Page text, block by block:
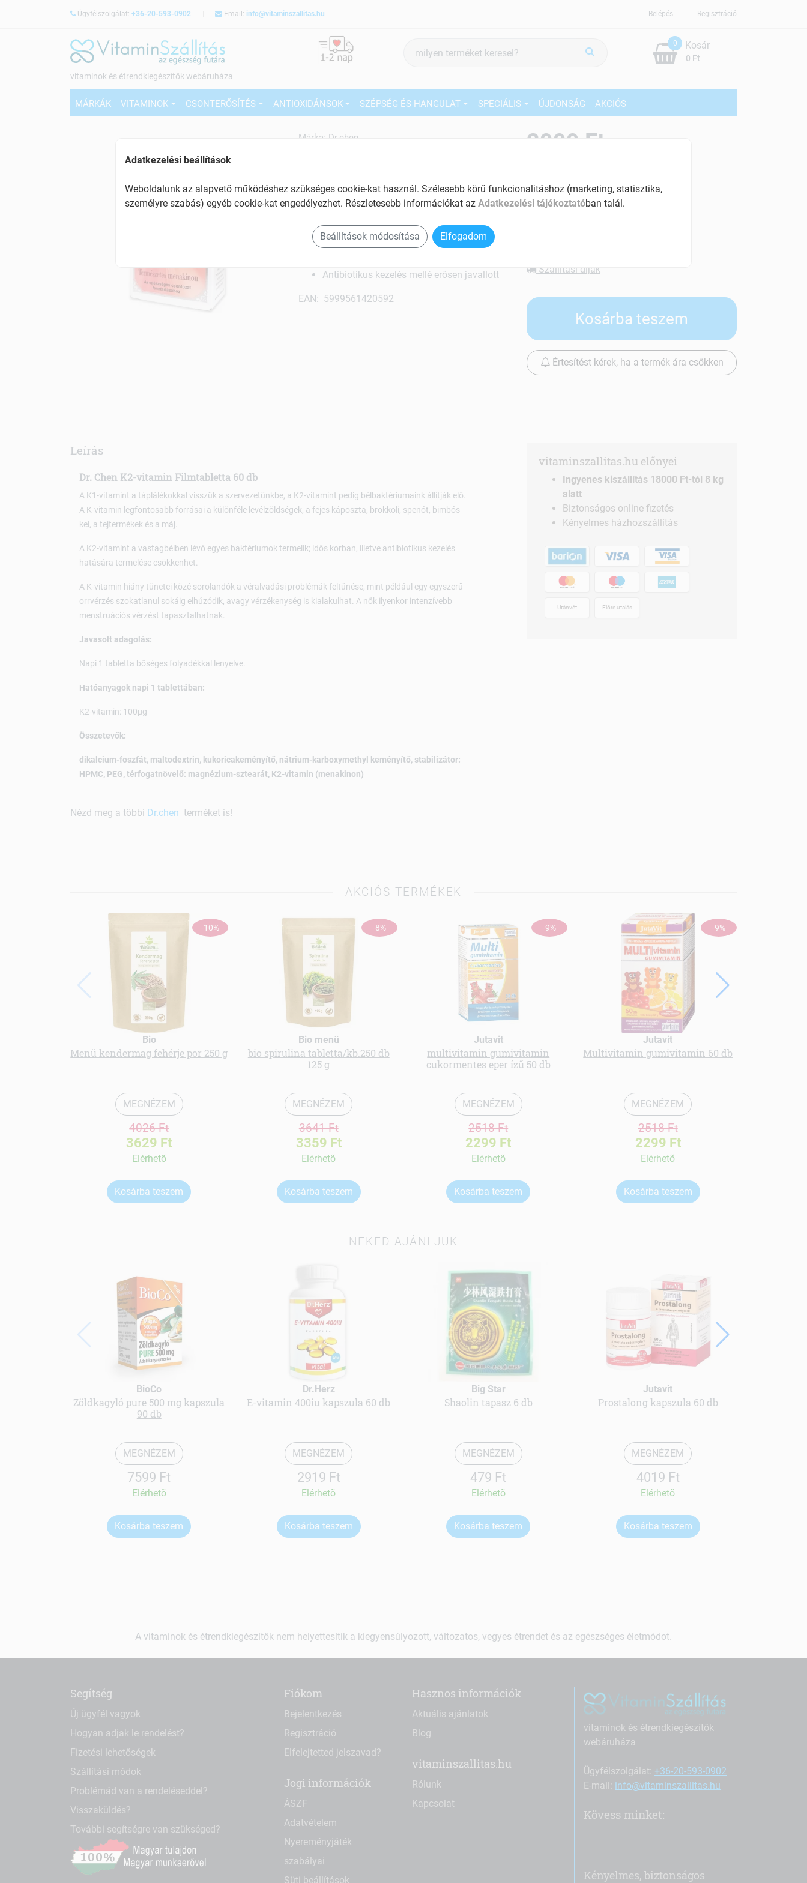
Ügyfélszolgálat: +36-20-593-0902 Email: info@vitaminszallitas.hu Regisztráció
Belépés
vitaminok és étrendkiegészítők webáruháza
keresés
0
0 Ft
Kosár
MÁRKÁK VITAMINOK CSONTERŐSÍTÉS ANTIOXIDÁNSOK SZÉPSÉG ÉS HANGULAT SPECIÁLIS ÚJDONSÁG AKCIÓS
Márka: Dr.chen
Emésztés segítő készítmény
Tartalom: 60 db
Termeli a vastagbélben lévő hasznos
baktériumokat
Antibiotikus kezelés mellé erősen javallott
EAN: 5999561420592
2999 Ft
Készletinformáció:
Szállítási díjak
Kosárba teszem
Értesítést kérek, ha a termék ára csökken
Leírás
Dr. Chen K2-vitamin Filmtabletta 60 db
A K1-vitamint a táplálékokkal visszük a szervezetünkbe, a K2-vitamint pedig bélbaktériumaink állítják elő.
A K-vitamin legfontosabb forrásai a különféle levélzöldségek, a fejes káposzta, brokkoli, spenót, bimbós
kel, a tejtermékek és a máj.
A K2-vitamint a vastagbélben lévő egyes baktériumok termelik; idős korban, illetve antibiotikus kezelés
hatására termelése csökkenhet.
A K-vitamin hiány tünetei közé sorolandók a véralvadási problémák feltűnése, mint például egy egyszerű
orrvérzés szokatlanul sokáig elhúzódik, avagy vérzékenység is kialakulhat. A nők ilyenkor intenzívebb
menstruációs vérzést tapasztalhatnak.
Javasolt adagolás:
Napi 1 tabletta bőséges folyadékkal lenyelve.
Hatóanyagok napi 1 tablettában:
K2-vitamin: 100µg
Összetevők:
dikalcium-foszfát, maltodextrin, kukoricakeményítő, nátrium-karboxymethyl keményítő, stabilizátor:
HPMC, PEG, térfogatnövelő: magnézium-sztearát, K2-vitamin (menakinon)
Nézd meg a többi Dr.chen terméket is!
vitaminszallitas.hu előnyei
Ingyenes kiszállítás 18000 Ft-tól 8 kg
alatt
Biztonságos online fizetés
Kényelmes házhozszállítás
Utánvét Előre utalás
AKCIÓS TERMÉKEK
-10%
Bio
Menü kendermag fehérje por 250 g
MEGNÉZEM
4026 Ft
3629 Ft
Elérhetõ
Kosárba teszem
-8%
Bio menü
bio spirulina tabletta/kb.250 db
125 g
MEGNÉZEM
3641 Ft
3359 Ft
Elérhetõ
Kosárba teszem
-9%
Jutavit
multivitamin gumivitamin
cukormentes eper ízű 50 db
MEGNÉZEM
2518 Ft
2299 Ft
Elérhetõ
Kosárba teszem
-9%
Jutavit
Multivitamin gumivitamin 60 db
MEGNÉZEM
2518 Ft
2299 Ft
Elérhetõ
Kosárba teszem
NEKED AJÁNLJUK
BioCo
Zöldkagyló pure 500 mg kapszula
90 db
MEGNÉZEM
7599 Ft
Elérhetõ
Kosárba teszem
Dr.Herz
E-vitamin 400iu kapszula 60 db
MEGNÉZEM
2919 Ft
Elérhetõ
Kosárba teszem
Big Star
Shaolin tapasz 6 db
MEGNÉZEM
479 Ft
Elérhetõ
Kosárba teszem
Jutavit
Prostalong kapszula 60 db
MEGNÉZEM
4019 Ft
Elérhetõ
Kosárba teszem
A vitaminok és étrendkiegészítők nem helyettesítik a kiegyensúlyozott, változatos, vegyes étrendet és az egészséges életmódot.
Segítség
Új ügyfél vagyok
Hogyan adjak le rendelést?
Fizetési lehetőségek
Szállítási módok
Problémád van a rendeléseddel?
Visszaküldés?
További segítségre van szükséged?
Fiókom
Bejelentkezés
Regisztráció
Elfelejtetted jelszavad?
Jogi információk
ÁSZF
Adatvételem
Nyereményjáték
szabályai
Süti beállítások
Hasznos információk
Aktuális ajánlatok
Blog
vitaminszallitas.hu
Rólunk
Kapcsolat
vitaminok és étrendkiegészítők
webáruháza
Ügyfélszolgálat: +36-20-593-0902
E-mail: info@vitaminszallitas.hu
Kövess minket:
Kényelmes, biztonságos
Adatkezelési beállítások
Weboldalunk az alapvető működéshez szükséges cookie-kat használ. Szélesebb körű funkcionalitáshoz (marketing, statisztika,
személyre szabás) egyéb cookie-kat engedélyezhet. Részletesebb információkat az Adatkezelési tájékoztatóban talál.
Beállítások módosítása Elfogadom